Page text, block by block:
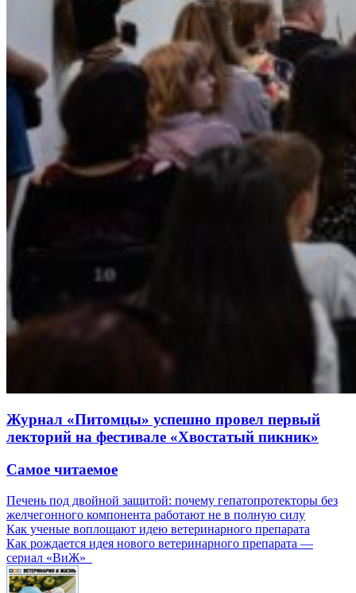
Журнал «Питомцы» успешно провел первый
лекторий на фестивале «Хвостатый пикник»
Самое читаемое
Печень под двойной защитой: почему гепатопротекторы без
желчегонного компонента работают не в полную силу
Как ученые воплощают идею ветеринарного препарата
Как рождается идея нового ветеринарного препарата —
сериал «ВиЖ»